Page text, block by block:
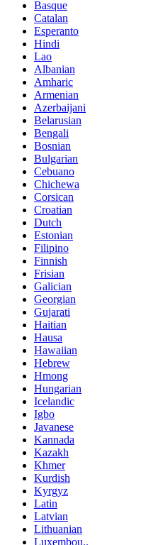
Basque
Catalan
Esperanto
Hindi
Lao
Albanian
Amharic
Armenian
Azerbaijani
Belarusian
Bengali
Bosnian
Bulgarian
Cebuano
Chichewa
Corsican
Croatian
Dutch
Estonian
Filipino
Finnish
Frisian
Galician
Georgian
Gujarati
Haitian
Hausa
Hawaiian
Hebrew
Hmong
Hungarian
Icelandic
Igbo
Javanese
Kannada
Kazakh
Khmer
Kurdish
Kyrgyz
Latin
Latvian
Lithuanian
Luxembou..